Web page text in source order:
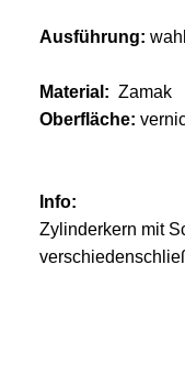
Ausführung:
Material: Zamak
Oberfläche:
Info:
Zylinderkern mit